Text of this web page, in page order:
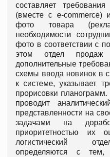
составляет
(вместе с e-commerce)
фото товара
необходимости
фото в соответствии с
этом отдел продаж
дополнительные
схемы ввода новинок в
к системе, указывает
прорисовки
проводит
представленности на
задачами на
приоритетностью их
логистический
определяются с тем,